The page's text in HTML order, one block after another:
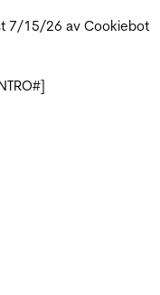
7/15/26 av Cookiebot